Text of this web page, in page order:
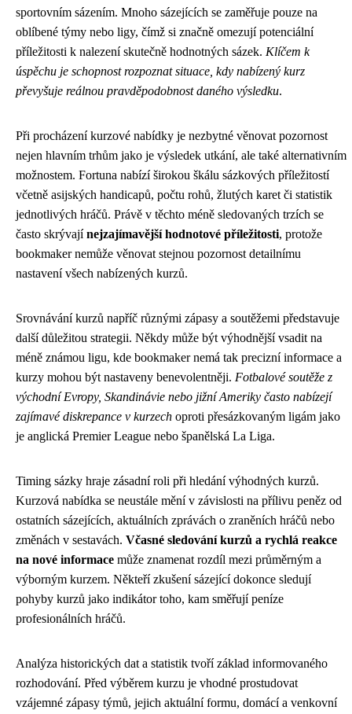
sportovním sázením. Mnoho sázejících se zaměřuje pouze na
oblíbené týmy nebo ligy, čímž si značně omezují potenciální
příležitosti k nalezení skutečně hodnotných sázek. Klíčem k
úspěchu je schopnost rozpoznat situace, kdy nabízený kurz
převyšuje reálnou pravděpodobnost daného výsledku.
Při procházení kurzové nabídky je nezbytné věnovat pozornost
nejen hlavním trhům jako je výsledek utkání, ale také alternativním
možnostem. Fortuna nabízí širokou škálu sázkových příležitostí
včetně asijských handicapů, počtu rohů, žlutých karet či statistik
jednotlivých hráčů. Právě v těchto méně sledovaných trzích se
často skrývajínejzajímavější hodnotové příležitosti, protože
bookmaker nemůže věnovat stejnou pozornost detailnímu
nastavení všech nabízených kurzů.
Srovnávání kurzů napříč různými zápasy a soutěžemi představuje
další důležitou strategii. Někdy může být výhodnější vsadit na
méně známou ligu, kde bookmaker nemá tak precizní informace a
kurzy mohou být nastaveny benevolentněji. Fotbalové soutěže z
východní Evropy, Skandinávie nebo jižní Ameriky často nabízejí
zajímavé diskrepance v kurzech oproti přesázkovaným ligám jako
je anglická Premier League nebo španělská La Liga.
Timing sázky hraje zásadní roli při hledání výhodných kurzů.
Kurzová nabídka se neustále mění v závislosti na přílivu peněz od
ostatních sázejících, aktuálních zprávách o zraněních hráčů nebo
změnách v sestavách. Včasné sledování kurzů a rychlá reakce
na nové informace může znamenat rozdíl mezi průměrným a
výborným kurzem. Někteří zkušení sázející dokonce sledují
pohyby kurzů jako indikátor toho, kam směřují peníze
profesionálních hráčů.
Analýza historických dat a statistik tvoří základ informovaného
rozhodování. Před výběrem kurzu je vhodné prostudovat
vzájemné zápasy týmů, jejich aktuální formu, domácí a venkovní